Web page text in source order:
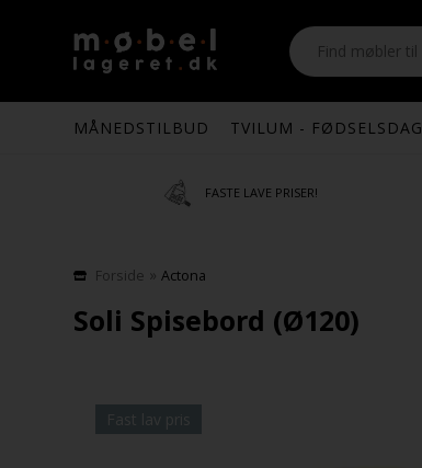
MÅNEDSTILBUD TVILUM - FØDSELSDAG
FASTE LAVE PRISER!
Forside »Actona
Soli Spisebord (Ø120)